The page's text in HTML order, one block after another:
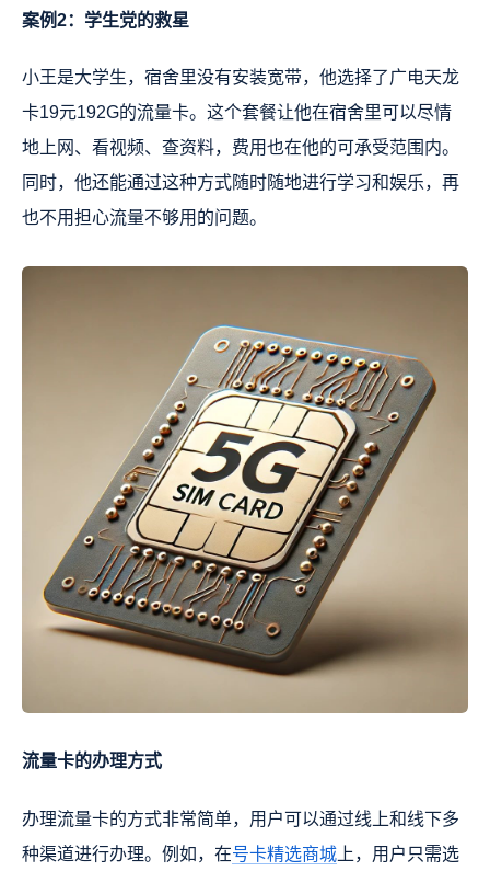
案例2：学生党的救星
小王是大学生，宿舍里没有安装宽带，他选择了广电天龙
卡19元192G的流量卡。这个套餐让他在宿舍里可以尽情
地上网、看视频、查资料，费用也在他的可承受范围内。
同时，他还能通过这种方式随时随地进行学习和娱乐，再
也不用担心流量不够用的问题。
流量卡的办理方式
办理流量卡的方式非常简单，用户可以通过线上和线下多
种渠道进行办理。例如，在号卡精选商城 上，用户只需选